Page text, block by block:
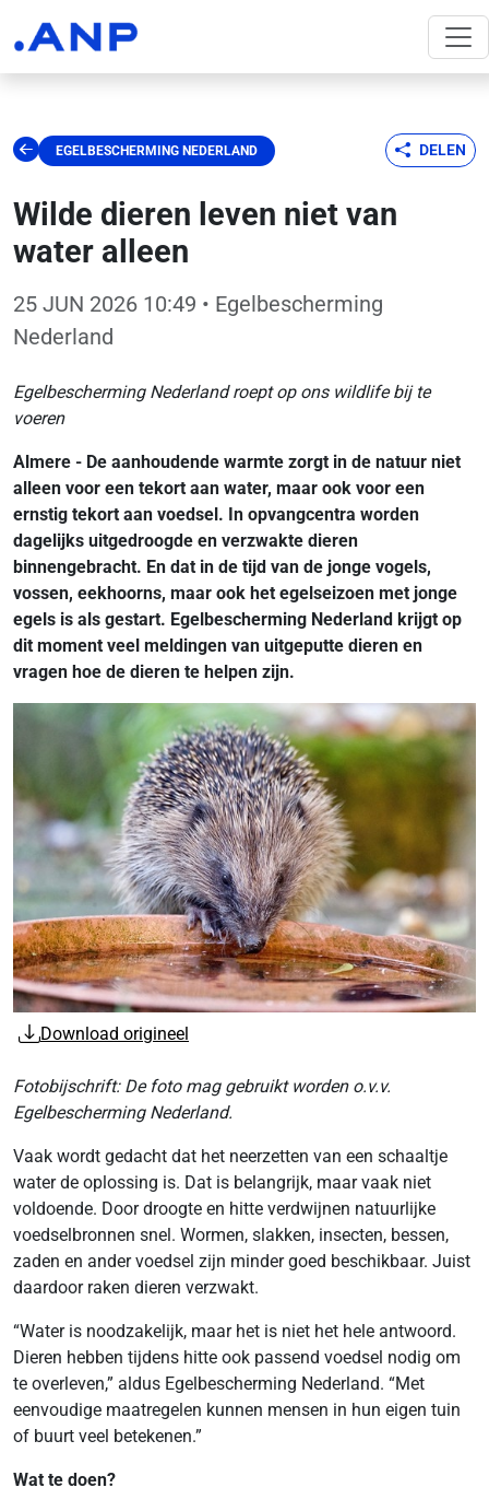
EGELBESCHERMING NEDERLAND DELEN
Wilde dieren leven niet van
water alleen
25 JUN 2026 10:49 • Egelbescherming
Nederland
Egelbescherming Nederland roept op ons wildlife bij te
voeren
Almere - De aanhoudende warmte zorgt in de natuur niet
alleen voor een tekort aan water, maar ook voor een
ernstig tekort aan voedsel. In opvangcentra worden
dagelijks uitgedroogde en verzwakte dieren
binnengebracht. En dat in de tijd van de jonge vogels,
vossen, eekhoorns, maar ook het egelseizoen met jonge
egels is als gestart. Egelbescherming Nederland krijgt op
dit moment veel meldingen van uitgeputte dieren en
vragen hoe de dieren te helpen zijn.
Download origineel
Fotobijschrift: De foto mag gebruikt worden o.v.v.
Egelbescherming Nederland.
Vaak wordt gedacht dat het neerzetten van een schaaltje
water de oplossing is. Dat is belangrijk, maar vaak niet
voldoende. Door droogte en hitte verdwijnen natuurlijke
voedselbronnen snel. Wormen, slakken, insecten, bessen,
zaden en ander voedsel zijn minder goed beschikbaar. Juist
daardoor raken dieren verzwakt.
“Water is noodzakelijk, maar het is niet het hele antwoord.
Dieren hebben tijdens hitte ook passend voedsel nodig om
te overleven,” aldus Egelbescherming Nederland. “Met
eenvoudige maatregelen kunnen mensen in hun eigen tuin
of buurt veel betekenen.”
Wat te doen?